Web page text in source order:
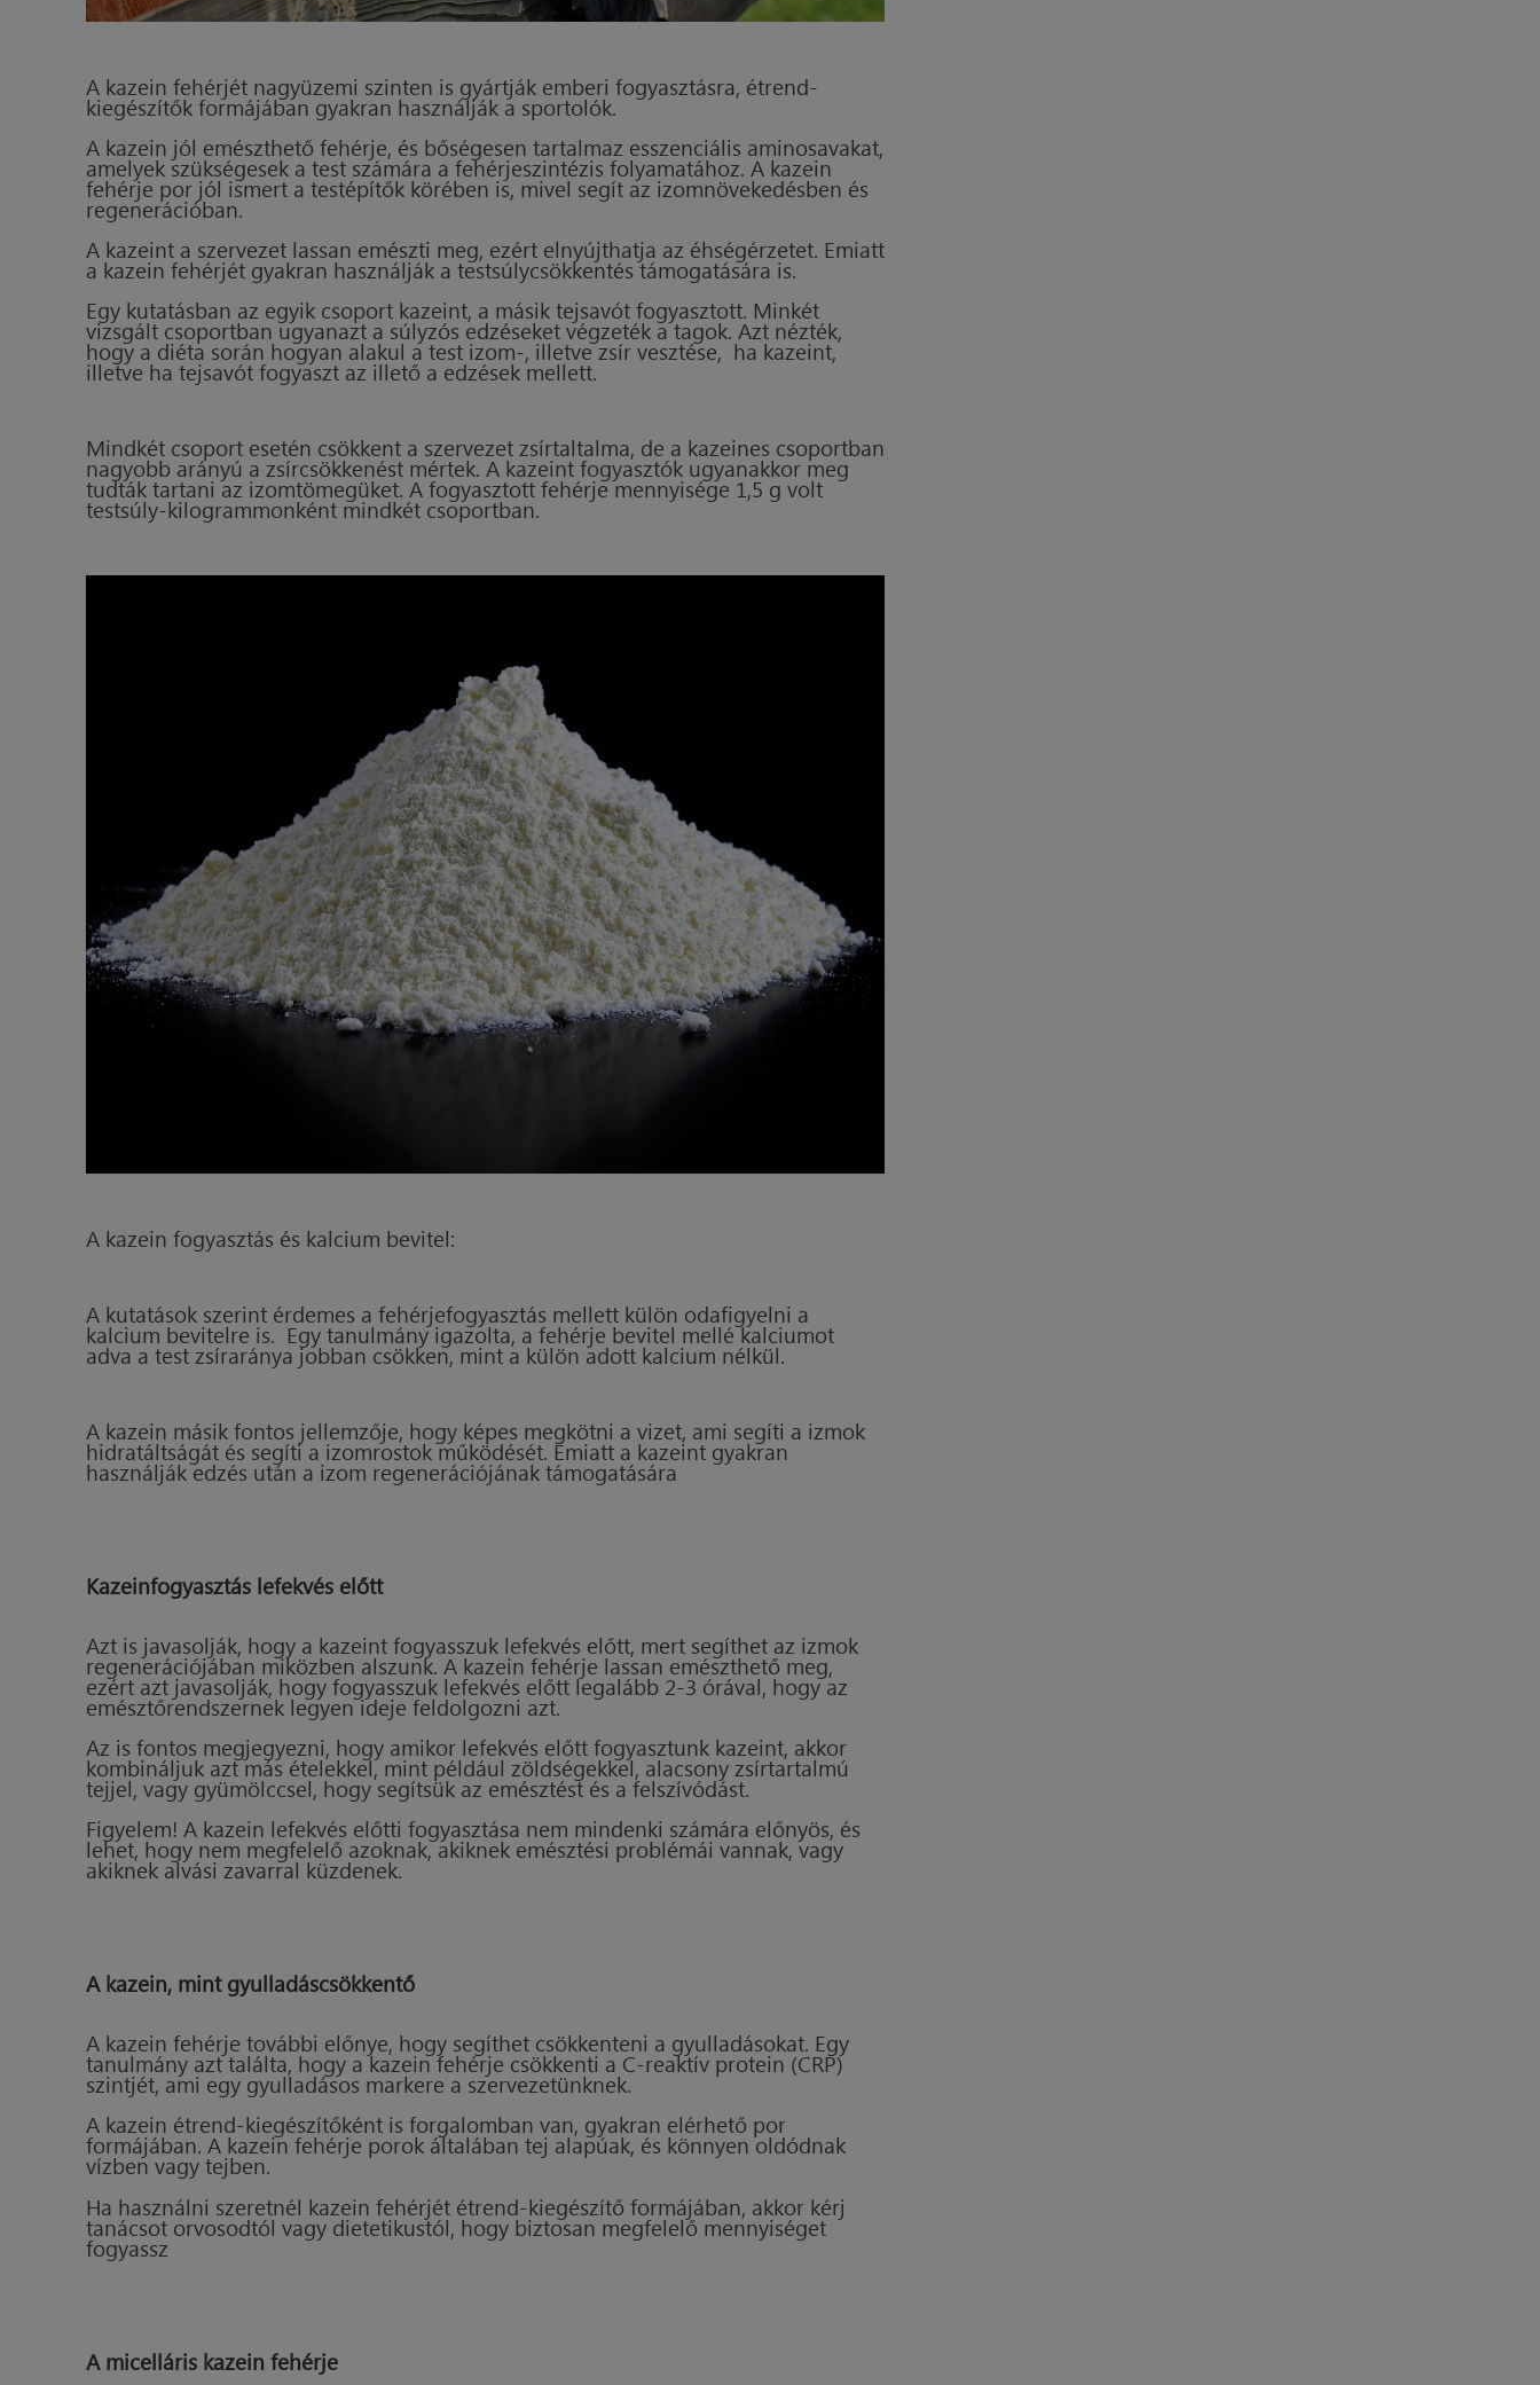
A kazein fehérjét nagyüzemi szinten is gyártják emberi fogyasztásra, étrend-
kiegészítők formájában gyakran használják a sportolók.
A kazein jól emészthető fehérje, és bőségesen tartalmaz esszenciális aminosavakat,
amelyek szükségesek a test számára a fehérjeszintézis folyamatához. A kazein
fehérje por jól ismert a testépítők körében is, mivel segít az izomnövekedésben és
regenerációban.
A kazeint a szervezet lassan emészti meg, ezért elnyújthatja az éhségérzetet. Emiatt
a kazein fehérjét gyakran használják a testsúlycsökkentés támogatására is.
Egy kutatásban az egyik csoport kazeint, a másik tejsavót fogyasztott. Minkét
vizsgált csoportban ugyanazt a súlyzós edzéseket végzeték a tagok. Azt nézték,
hogy a diéta során hogyan alakul a test izom-, illetve zsír vesztése, ha kazeint,
illetve ha tejsavót fogyaszt az illető a edzések mellett.
Mindkét csoport esetén csökkent a szervezet zsírtaltalma, de a kazeines csoportban
nagyobb arányú a zsírcsökkenést mértek. A kazeint fogyasztók ugyanakkor meg
tudták tartani az izomtömegüket. A fogyasztott fehérje mennyisége 1,5 g volt
testsúly-kilogrammonként mindkét csoportban.
A kazein fogyasztás és kalcium bevitel:
A kutatások szerint érdemes a fehérjefogyasztás mellett külön odafigyelni a
kalcium bevitelre is. Egy tanulmány igazolta, a fehérje bevitel mellé kalciumot
adva a test zsíraránya jobban csökken, mint a külön adott kalcium nélkül.
A kazein másik fontos jellemzője, hogy képes megkötni a vizet, ami segíti a izmok
hidratáltságát és segíti a izomrostok működését. Emiatt a kazeint gyakran
használják edzés után a izom regenerációjának támogatására
Kazeinfogyasztás lefekvés előtt
Azt is javasolják, hogy a kazeint fogyasszuk lefekvés előtt, mert segíthet az izmok
regenerációjában miközben alszunk. A kazein fehérje lassan emészthető meg,
ezért azt javasolják, hogy fogyasszuk lefekvés előtt legalább 2-3 órával, hogy az
emésztőrendszernek legyen ideje feldolgozni azt.
Az is fontos megjegyezni, hogy amikor lefekvés előtt fogyasztunk kazeint, akkor
kombináljuk azt más ételekkel, mint például zöldségekkel, alacsony zsírtartalmú
tejjel, vagy gyümölccsel, hogy segítsük az emésztést és a felszívódást.
Figyelem! A kazein lefekvés előtti fogyasztása nem mindenki számára előnyös, és
lehet, hogy nem megfelelő azoknak, akiknek emésztési problémái vannak, vagy
akiknek alvási zavarral küzdenek.
A kazein, mint gyulladáscsökkentő
A kazein fehérje további előnye, hogy segíthet csökkenteni a gyulladásokat. Egy
tanulmány azt találta, hogy a kazein fehérje csökkenti a C-reaktív protein (CRP)
szintjét, ami egy gyulladásos markere a szervezetünknek.
A kazein étrend-kiegészítőként is forgalomban van, gyakran elérhető por
formájában. A kazein fehérje porok általában tej alapúak, és könnyen oldódnak
vízben vagy tejben.
Ha használni szeretnél kazein fehérjét étrend-kiegészítő formájában, akkor kérj
tanácsot orvosodtól vagy dietetikustól, hogy biztosan megfelelő mennyiséget
fogyassz
A micelláris kazein fehérje